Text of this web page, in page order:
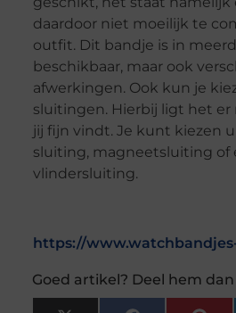
daardoor niet moeilijk te
outfit. Dit bandje is in
beschikbaar, maar ook
afwerkingen. Ook kun je
sluitingen. Hierbij ligt het er
jij fijn vindt. Je kunt kiezen
sluiting, magneetsluiting of
vlindersluiting.
https://
Goed artikel? Deel hem dan